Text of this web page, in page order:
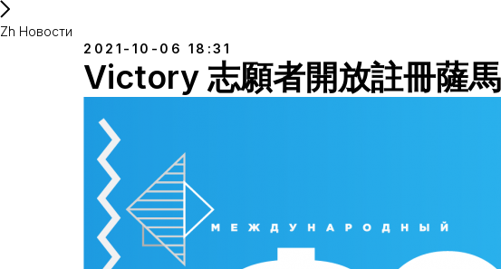
Zh Новости
2021-10-06 18:31
Victory 志願者開放註冊薩